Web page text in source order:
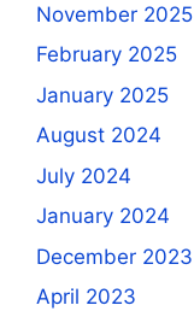
November 2025
February 2025
January 2025
August 2024
July 2024
January 2024
December 2023
April 2023